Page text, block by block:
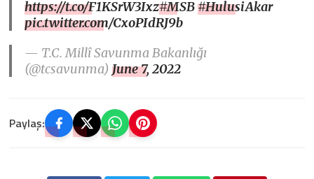
https://t.co/F1KSrW3Ixz#MSB#HulusiAkar
pic.twitter.com/CxoPIdRJ9b
— T.C. Millî Savunma Bakanlığı
(@tcsavunma)June 7, 2022
Paylaş: